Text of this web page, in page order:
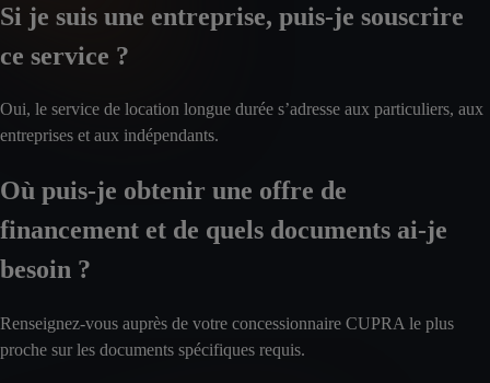
Si je suis une entreprise, puis-je souscrire
ce service ?
Oui, le service de location longue durée s’adresse aux particuliers, aux
entreprises et aux indépendants.
Où puis-je obtenir une offre de
financement et de quels documents ai-je
besoin ?
Renseignez-vous auprès de votre concessionnaire CUPRA le plus
proche sur les documents spécifiques requis.